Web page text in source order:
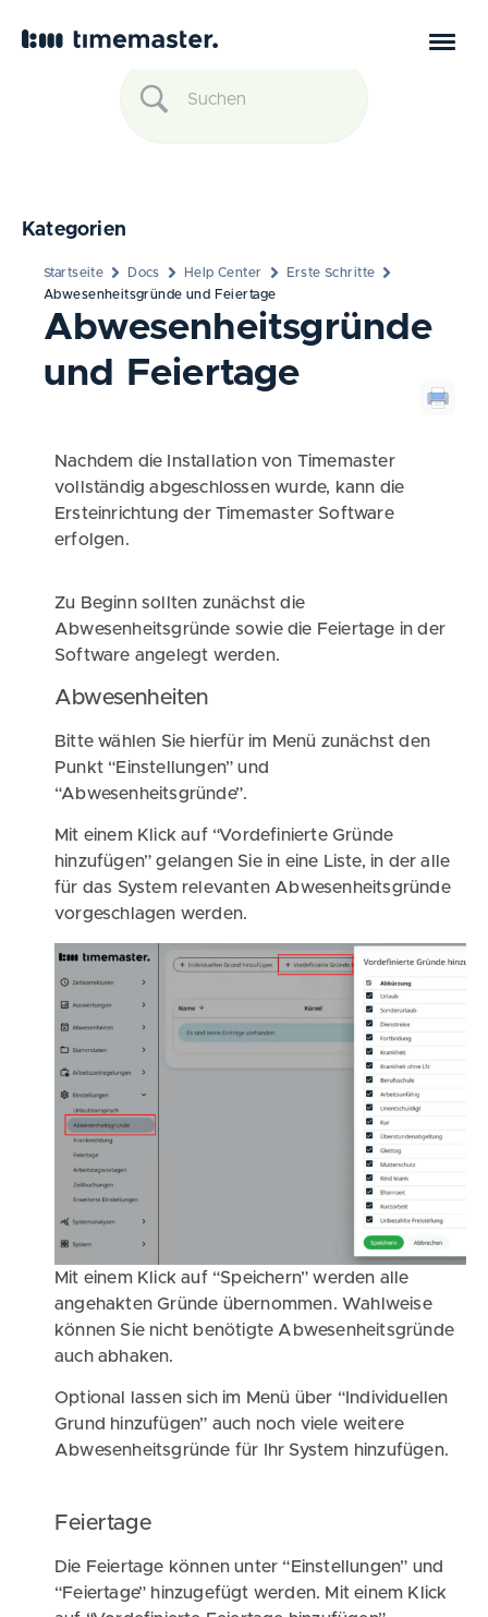
Kategorien
Startseite Docs Help Center
Erste Schritte
Abwesenheitsgründe und Feiertage
Abwesenheitsgründe
und Feiertage
Nachdem die Installation von Timemaster
vollständig abgeschlossen wurde, kann die
Ersteinrichtung der Timemaster Software
erfolgen.
Zu Beginn sollten zunächst die
Abwesenheitsgründe sowie die Feiertage in der
Software angelegt werden.
Abwesenheiten
Bitte wählen Sie hierfür im Menü zunächst den
Punkt “Einstellungen” und
“Abwesenheitsgründe”.
Mit einem Klick auf “Vordefinierte Gründe
hinzufügen” gelangen Sie in eine Liste, in der alle
für das System relevanten Abwesenheitsgründe
vorgeschlagen werden.
Mit einem Klick auf “Speichern” werden alle
angehakten Gründe übernommen. Wahlweise
können Sie nicht benötigte Abwesenheitsgründe
auch abhaken.
Optional lassen sich im Menü über “Individuellen
Grund hinzufügen” auch noch viele weitere
Abwesenheitsgründe für Ihr System hinzufügen.
Feiertage
Die Feiertage können unter “Einstellungen” und
“Feiertage” hinzugefügt werden. Mit einem Klick